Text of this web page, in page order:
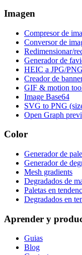
Imagen
Compresor de
Conversor de
Redimensionar/
Generador de
HEIC a JPG/PNG
Creador de
GIF & motion
Image Base64
SVG to PNG
Open Graph
Color
Generador de
Generador de
Mesh gradients
Degradados de
Paletas en
Degradados en
Aprender y
Guias
Blog